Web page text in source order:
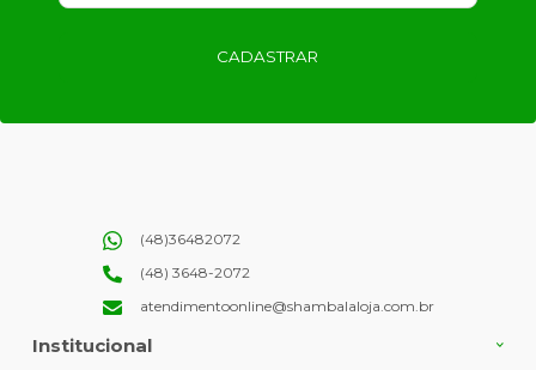
CADASTRAR
Institucional
(48)36482072
(48) 3648-2072
atendimentoonline@shambalaloja.com.br